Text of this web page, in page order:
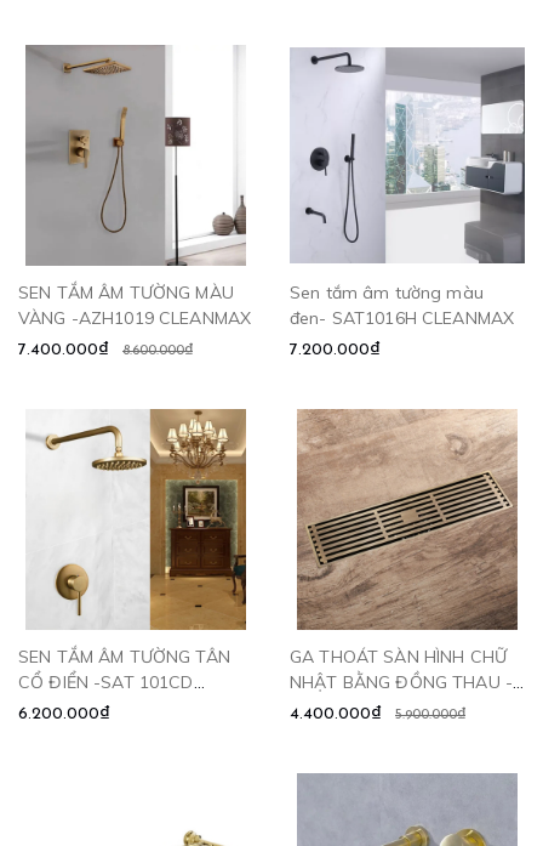
SEN TẮM ÂM TƯỜNG MÀU
VÀNG -AZH1019 CLEANMAX
7.400.000₫ 8.600.000₫
Sen tắm âm tường màu
đen- SAT1016H CLEANMAX
7.200.000₫
SEN TẮM ÂM TƯỜNG TÂN
CỔ ĐIỂN -SAT 101CD
CLEANMAX
6.200.000₫
GA THOÁT SÀN HÌNH CHỮ
NHẬT BẰNG ĐỒNG THAU -
GD6010 CLEANMAX
4.400.000₫ 5.900.000₫